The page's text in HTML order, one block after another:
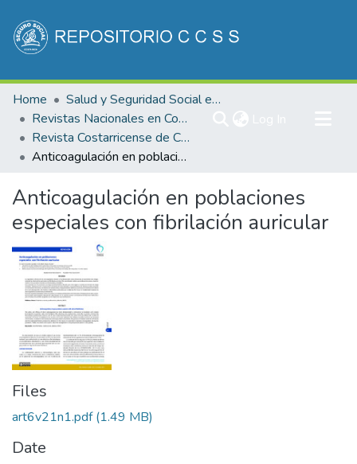
Communities & Collections
All of DSpace
Statistics
Home
Salud y Seguridad Social en Costa Rica
Revistas Nacionales en Costa Rica
Revista Costarricense de Cardiología
Anticoagulación en poblaciones especiales con fibrilación auricular
Anticoagulación en poblaciones
especiales con fibrilación auricular
Files
art6v21n1.pdf(1.49 MB)
Date